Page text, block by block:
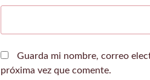
Guarda mi nombre, correo
próxima vez que comente.